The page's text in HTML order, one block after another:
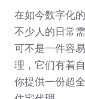
在如今数字化
不少人的日常
可不是一件容
理，它们有着
你提供一份超